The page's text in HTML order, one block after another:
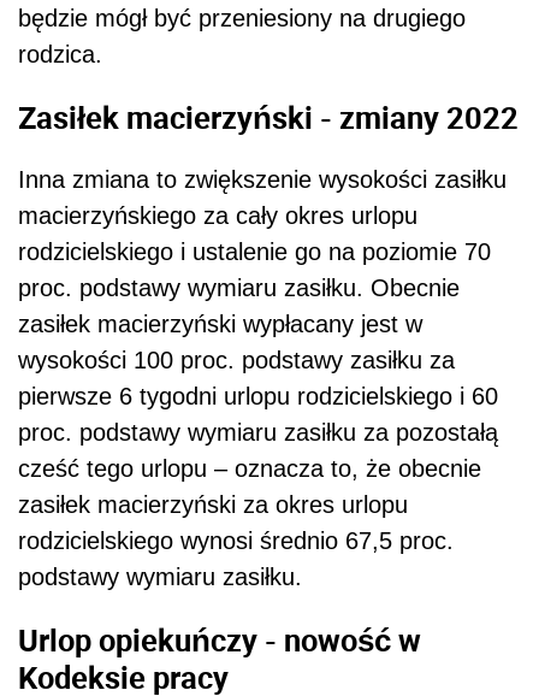
będzie mógł być przeniesiony na drugiego
rodzica.
Zasiłek macierzyński - zmiany 2022
Inna zmiana to zwiększenie wysokości zasiłku
macierzyńskiego za cały okres urlopu
rodzicielskiego i ustalenie go na poziomie 70
proc. podstawy wymiaru zasiłku. Obecnie
zasiłek macierzyński wypłacany jest w
wysokości 100 proc. podstawy zasiłku za
pierwsze 6 tygodni urlopu rodzicielskiego i 60
proc. podstawy wymiaru zasiłku za pozostałą
cześć tego urlopu – oznacza to, że obecnie
zasiłek macierzyński za okres urlopu
rodzicielskiego wynosi średnio 67,5 proc.
podstawy wymiaru zasiłku.
Urlop opiekuńczy - nowość w
Kodeksie pracy